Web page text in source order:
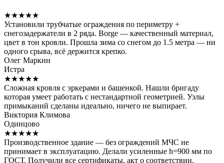
★★★★★
Установили трубчатые ограждения по периметру +
снегозадержатели в 2 ряда. Borge — качественный материал,
цвет в тон кровли. Прошла зима со снегом до 1.5 метра — ни
одного срыва, всё держится крепко.
Олег Маркин
Истра
★★★★★
Сложная кровля с эркерами и башенкой. Нашли бригаду
которая умеет работать с нестандартной геометрией. Узлы
примыканий сделаны идеально, ничего не выпирает.
Виктория Климова
Одинцово
★★★★★
Производственное здание — без ограждений МЧС не
принимает в эксплуатацию. Делали усиленные h=900 мм по
ГОСТ. Получили все сертификаты, акт о соответствии.